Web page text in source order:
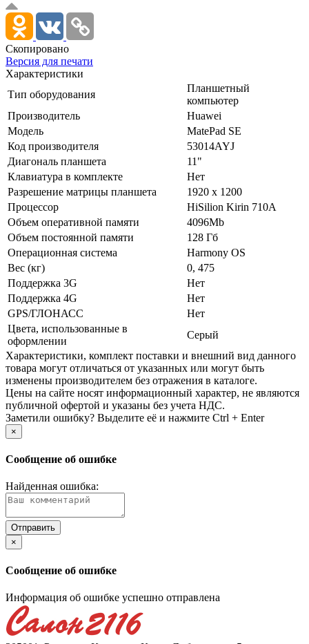
Скопировано
Версия для печати
Характеристики
Тип оборудования
Планшетный
компьютер
Производитель
Huawei
Модель
MatePad SE
Код производителя
53014AYJ
Диагональ планшета
11"
Клавиатура в комплекте
Нет
Разрешение матрицы планшета
1920 x 1200
Процессор
HiSilion Kirin 710A
Объем оперативной памяти
4096Mb
Объем постоянной памяти
128 Гб
Операционная система
Harmony OS
Вес (кг)
0, 475
Поддержка 3G
Нет
Поддержка 4G
Нет
GPS/ГЛОНАСС
Нет
Цвета, использованные в
оформлении
Серый
Xарактеристики, комплект поставки и внешний вид данного
товара могут отличаться от указанных или могут быть
изменены производителем без отражения в каталоге.
Цены на сайте носят информационный характер, не являются
публичной офертой и указаны без учета НДС.
Заметили ошибку? Выделите её и нажмите Ctrl + Enter
×
Сообщение об ошибке
Найденная ошибка:
×
Сообщение об ошибке
Информация об ошибке успешно отправлена